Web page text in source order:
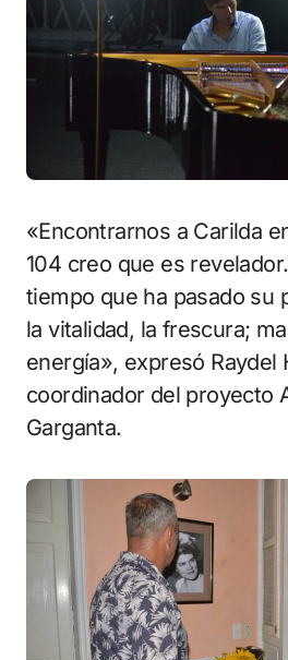
«Encontrarnos a Carilda
104 creo que es
tiempo que ha pasado su
la vitalidad, la frescura;
energía», expresó Raydel
coordinador del proyecto
Garganta.